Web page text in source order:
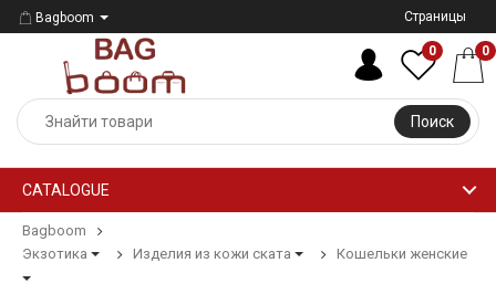
Bagboom Страницы
Поиск
0 0
CATALOGUE
Bagboom
Экзотика
Изделия из кожи ската Кошельки женские